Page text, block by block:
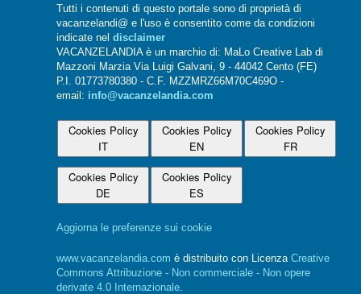
Tutti i contenuti di questo portale sono di proprietà di
vacanzelandi@ e l'uso è consentito come da condizioni
indicate nel disclaimer
VACANZELANDIA è un marchio di: MaLo Creative Lab di
Mazzoni Marzia Via Luigi Galvani, 9 - 44042 Cento (FE)
P.I. 01773780380 - C.F. MZZMRZ66M70C469O -
email: info@vacanzelandia.com
Cookies Policy
IT
Cookies Policy
EN
Cookies Policy
FR
Cookies Policy
DE
Cookies Policy
ES
Aggiorna le preferenze sui cookie
www.vacanzelandia.com è distribuito con Licenza Creative
Commons Attribuzione - Non commerciale - Non opere
derivate 4.0 Internazionale